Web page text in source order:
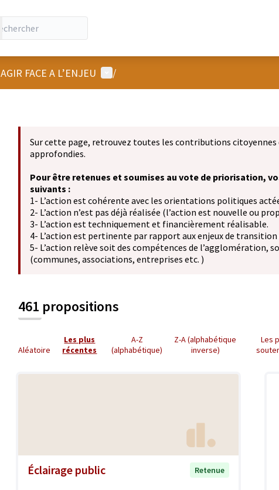
AGIR FACE A L’ENJEU Menu utilisateur
/
Sur cette page, retrouvez toutes les contributions
approfondies.
Pour être retenues et soumises au vote de priorisation,
suivants :
1- L’action est cohérente avec les orientations politiques
2- L’action n’est pas déjà réalisée (l’action est nouvelle ou
3- L’action est techniquement et financièrement réalisable.
4- L’action est pertinente par rapport aux enjeux de
5- L’action relève soit des compétences de l’agglomération,
(communes, associations, entreprises etc. )
461 propositions
Aléatoire
Les plus
récentes
A-Z
(alphabétique)
Z-A (alphabétique
inverse)
Les
Éclairage public Retenue